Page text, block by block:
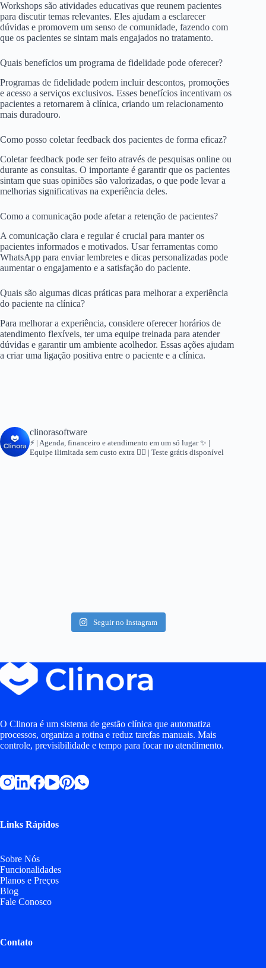
Workshops são atividades educativas que reunem pacientes
para discutir temas relevantes. Eles ajudam a esclarecer
dúvidas e promovem um senso de comunidade, fazendo com
que os pacientes se sintam mais engajados no tratamento.
Quais benefícios um programa de fidelidade pode oferecer?
Programas de fidelidade podem incluir descontos, promoções
e acesso a serviços exclusivos. Esses benefícios incentivam os
pacientes a retornarem à clínica, criando um relacionamento
mais duradouro.
Como posso coletar feedback dos pacientes de forma eficaz?
Coletar feedback pode ser feito através de pesquisas online ou
durante as consultas. O importante é garantir que os pacientes
sintam que suas opiniões são valorizadas, o que pode levar a
melhorias significativas na experiência deles.
Como a comunicação pode afetar a retenção de pacientes?
A comunicação clara e regular é crucial para manter os
pacientes informados e motivados. Usar ferramentas como
WhatsApp para enviar lembretes e dicas personalizadas pode
aumentar o engajamento e a satisfação do paciente.
Quais são algumas dicas práticas para melhorar a experiência
do paciente na clínica?
Para melhorar a experiência, considere oferecer horários de
atendimento flexíveis, ter uma equipe treinada para atender
dúvidas e garantir um ambiente acolhedor. Essas ações ajudam
a criar uma ligação positiva entre o paciente e a clínica.
clinorasoftware
⚡ | Agenda, financeiro e atendimento em um só lugar✨ |
Equipe ilimitada sem custo extra 👇🏻 | Teste grátis disponível
Seguir no Instagram
O Clinora é um sistema de gestão clínica que automatiza
processos, organiza a rotina e reduz tarefas manuais. Mais
controle, previsibilidade e tempo para focar no atendimento.
Links Rápidos
Sobre Nós
Funcionalidades
Planos e Preços
Blog
Fale Conosco
Contato